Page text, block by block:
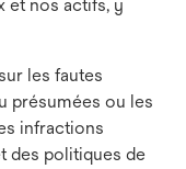
et nos actifs, y
les fautes
présumées ou les
infractions
des politiques de